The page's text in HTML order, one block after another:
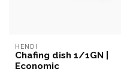
HENDI
Chafing dish 1/1GN |
Economic